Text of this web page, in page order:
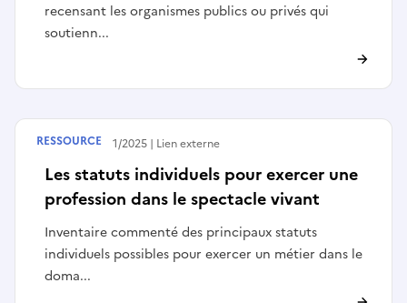
recensant les organismes publics ou privés qui
soutienn...
Les statuts individuels pour exercer une
profession dans le spectacle vivant
Inventaire commenté des principaux statuts
individuels possibles pour exercer un métier dans le
doma...
Publié le27/11/2025 Lien externe
RESSOURCE